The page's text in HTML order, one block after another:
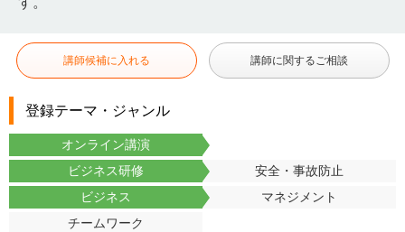
講師候補に入れる 講師に関するご相談
登録テーマ・ジャンル
オンライン講演
ビジネス研修
安全・事故防止
ビジネス
マネジメント
チームワーク